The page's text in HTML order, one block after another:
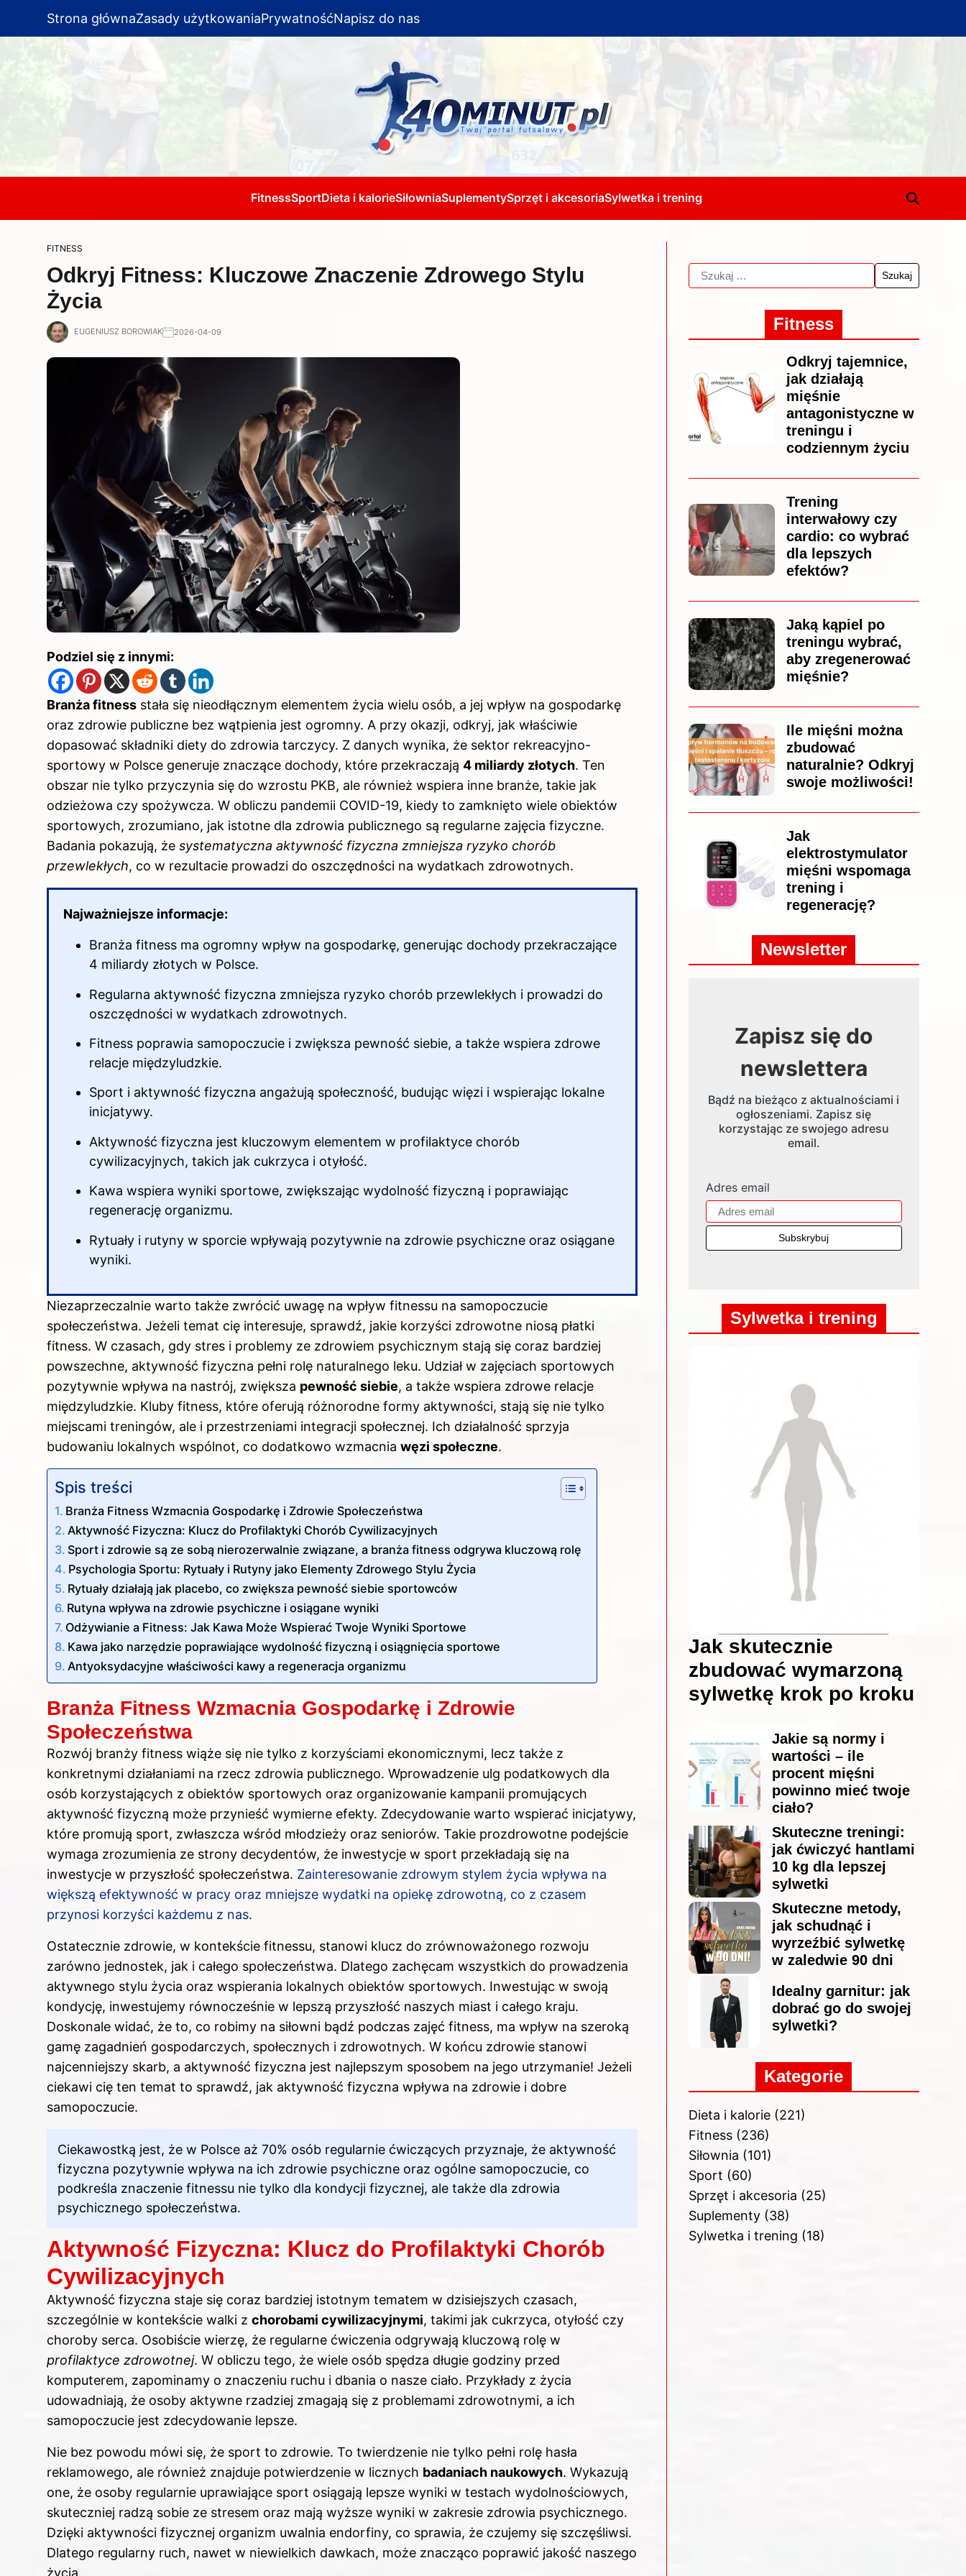
Strona głównaZasady użytkowaniaPrywatnośćNapisz do nas
FitnessSportDieta i kalorieSiłowniaSuplementySprzęt i akcesoriaSylwetka i trening
FITNESS
Odkryj Fitness: Kluczowe Znaczenie Zdrowego Stylu
Życia
EUGENIUSZ BOROWIAK 2026-04-09
Podziel się z innymi:
Branża fitness stała się nieodłącznym elementem życia wielu osób, a jej wpływ na gospodarkę
oraz zdrowie publiczne bez wątpienia jest ogromny. A przy okazji, odkryj, jak właściwie
dopasować składniki diety do zdrowia tarczycy. Z danych wynika, że sektor rekreacyjno-
sportowy w Polsce generuje znaczące dochody, które przekraczają 4 miliardy złotych. Ten
obszar nie tylko przyczynia się do wzrostu PKB, ale również wspiera inne branże, takie jak
odzieżowa czy spożywcza. W obliczu pandemii COVID-19, kiedy to zamknięto wiele obiektów
sportowych, zrozumiano, jak istotne dla zdrowia publicznego są regularne zajęcia fizyczne.
Badania pokazują, że systematyczna aktywność fizyczna zmniejsza ryzyko chorób
przewlekłych, co w rezultacie prowadzi do oszczędności na wydatkach zdrowotnych.
Najważniejsze informacje:
Branża fitness ma ogromny wpływ na gospodarkę, generując dochody przekraczające
4 miliardy złotych w Polsce.
Regularna aktywność fizyczna zmniejsza ryzyko chorób przewlekłych i prowadzi do
oszczędności w wydatkach zdrowotnych.
Fitness poprawia samopoczucie i zwiększa pewność siebie, a także wspiera zdrowe
relacje międzyludzkie.
Sport i aktywność fizyczna angażują społeczność, budując więzi i wspierając lokalne
inicjatywy.
Aktywność fizyczna jest kluczowym elementem w profilaktyce chorób
cywilizacyjnych, takich jak cukrzyca i otyłość.
Kawa wspiera wyniki sportowe, zwiększając wydolność fizyczną i poprawiając
regenerację organizmu.
Rytuały i rutyny w sporcie wpływają pozytywnie na zdrowie psychiczne oraz osiągane
wyniki.
Niezaprzeczalnie warto także zwrócić uwagę na wpływ fitnessu na samopoczucie
społeczeństwa. Jeżeli temat cię interesuje, sprawdź, jakie korzyści zdrowotne niosą płatki
fitness. W czasach, gdy stres i problemy ze zdrowiem psychicznym stają się coraz bardziej
powszechne, aktywność fizyczna pełni rolę naturalnego leku. Udział w zajęciach sportowych
pozytywnie wpływa na nastrój, zwiększa pewność siebie, a także wspiera zdrowe relacje
międzyludzkie. Kluby fitness, które oferują różnorodne formy aktywności, stają się nie tylko
miejscami treningów, ale i przestrzeniami integracji społecznej. Ich działalność sprzyja
budowaniu lokalnych wspólnot, co dodatkowo wzmacnia węzi społeczne.
Spis treści
Branża Fitness Wzmacnia Gospodarkę i Zdrowie Społeczeństwa
Aktywność Fizyczna: Klucz do Profilaktyki Chorób Cywilizacyjnych
Sport i zdrowie są ze sobą nierozerwalnie związane, a branża fitness odgrywa kluczową rolę
Psychologia Sportu: Rytuały i Rutyny jako Elementy Zdrowego Stylu Życia
Rytuały działają jak placebo, co zwiększa pewność siebie sportowców
Rutyna wpływa na zdrowie psychiczne i osiągane wyniki
Odżywianie a Fitness: Jak Kawa Może Wspierać Twoje Wyniki Sportowe
Kawa jako narzędzie poprawiające wydolność fizyczną i osiągnięcia sportowe
Antyoksydacyjne właściwości kawy a regeneracja organizmu
Branża Fitness Wzmacnia Gospodarkę i Zdrowie
Społeczeństwa
Rozwój branży fitness wiąże się nie tylko z korzyściami ekonomicznymi, lecz także z
konkretnymi działaniami na rzecz zdrowia publicznego. Wprowadzenie ulg podatkowych dla
osób korzystających z obiektów sportowych oraz organizowanie kampanii promujących
aktywność fizyczną może przynieść wymierne efekty. Zdecydowanie warto wspierać inicjatywy,
które promują sport, zwłaszcza wśród młodzieży oraz seniorów. Takie prozdrowotne podejście
wymaga zrozumienia ze strony decydentów, że inwestycje w sport przekładają się na
inwestycje w przyszłość społeczeństwa. Zainteresowanie zdrowym stylem życia wpływa na
większą efektywność w pracy oraz mniejsze wydatki na opiekę zdrowotną, co z czasem
przynosi korzyści każdemu z nas.
Ostatecznie zdrowie, w kontekście fitnessu, stanowi klucz do zrównoważonego rozwoju
zarówno jednostek, jak i całego społeczeństwa. Dlatego zachęcam wszystkich do prowadzenia
aktywnego stylu życia oraz wspierania lokalnych obiektów sportowych. Inwestując w swoją
kondycję, inwestujemy równocześnie w lepszą przyszłość naszych miast i całego kraju.
Doskonale widać, że to, co robimy na siłowni bądź podczas zajęć fitness, ma wpływ na szeroką
gamę zagadnień gospodarczych, społecznych i zdrowotnych. W końcu zdrowie stanowi
najcenniejszy skarb, a aktywność fizyczna jest najlepszym sposobem na jego utrzymanie! Jeżeli
ciekawi cię ten temat to sprawdź, jak aktywność fizyczna wpływa na zdrowie i dobre
samopoczucie.
Ciekawostką jest, że w Polsce aż 70% osób regularnie ćwiczących przyznaje, że aktywność
fizyczna pozytywnie wpływa na ich zdrowie psychiczne oraz ogólne samopoczucie, co
podkreśla znaczenie fitnessu nie tylko dla kondycji fizycznej, ale także dla zdrowia
psychicznego społeczeństwa.
Aktywność Fizyczna: Klucz do Profilaktyki Chorób
Cywilizacyjnych
Aktywność fizyczna staje się coraz bardziej istotnym tematem w dzisiejszych czasach,
szczególnie w kontekście walki z chorobami cywilizacyjnymi, takimi jak cukrzyca, otyłość czy
choroby serca. Osobiście wierzę, że regularne ćwiczenia odgrywają kluczową rolę w
profilaktyce zdrowotnej. W obliczu tego, że wiele osób spędza długie godziny przed
komputerem, zapominamy o znaczeniu ruchu i dbania o nasze ciało. Przykłady z życia
udowadniają, że osoby aktywne rzadziej zmagają się z problemami zdrowotnymi, a ich
samopoczucie jest zdecydowanie lepsze.
Nie bez powodu mówi się, że sport to zdrowie. To twierdzenie nie tylko pełni rolę hasła
reklamowego, ale również znajduje potwierdzenie w licznych badaniach naukowych. Wykazują
one, że osoby regularnie uprawiające sport osiągają lepsze wyniki w testach wydolnościowych,
skuteczniej radzą sobie ze stresem oraz mają wyższe wyniki w zakresie zdrowia psychicznego.
Dzięki aktywności fizycznej organizm uwalnia endorfiny, co sprawia, że czujemy się szczęśliwsi.
Dlatego regularny ruch, nawet w niewielkich dawkach, może znacząco poprawić jakość naszego
życia.
Fitness
Odkryj tajemnice,
jak działają
mięśnie
antagonistyczne w
treningu i
codziennym życiu
Trening
interwałowy czy
cardio: co wybrać
dla lepszych
efektów?
Jaką kąpiel po
treningu wybrać,
aby zregenerować
mięśnie?
Ile mięśni można
zbudować
naturalnie? Odkryj
swoje możliwości!
Jak
elektrostymulator
mięśni wspomaga
trening i
regenerację?
Newsletter
Zapisz się do
newslettera
Bądź na bieżąco z aktualnościami i
ogłoszeniami. Zapisz się
korzystając ze swojego adresu
email.
Adres email
Sylwetka i trening
Jak skutecznie
zbudować wymarzoną
sylwetkę krok po kroku
Jakie są normy i
wartości – ile
procent mięśni
powinno mieć twoje
ciało?
Skuteczne treningi:
jak ćwiczyć hantlami
10 kg dla lepszej
sylwetki
Skuteczne metody,
jak schudnąć i
wyrzeźbić sylwetkę
w zaledwie 90 dni
Idealny garnitur: jak
dobrać go do swojej
sylwetki?
Kategorie
Dieta i kalorie(221)
Fitness(236)
Siłownia (101)
Sport (60)
Sprzęt i akcesoria (25)
Suplementy(38)
Sylwetka i trening (18)